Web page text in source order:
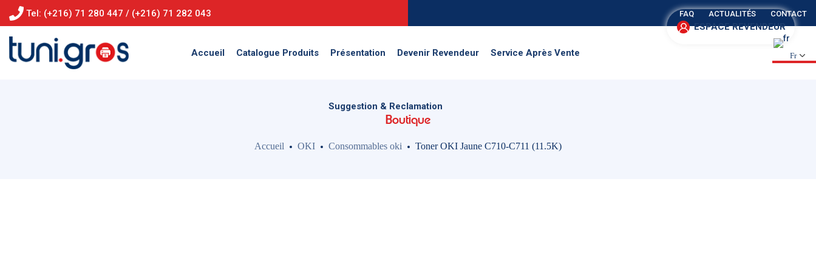
Tel: (+216) 71 280 447 / (+216) 71 282 043 FAQ ACTUALITÉS CONTACT
Accueil Catalogue Produits Présentation Devenir Revendeur Service Après Vente
Suggestion & Reclamation
ESPACE REVENDEUR
Fr
Suggestion & Reclamation
Boutique
Accueil OKI Consommables oki Toner OKI Jaune C710-C711 (11.5K)